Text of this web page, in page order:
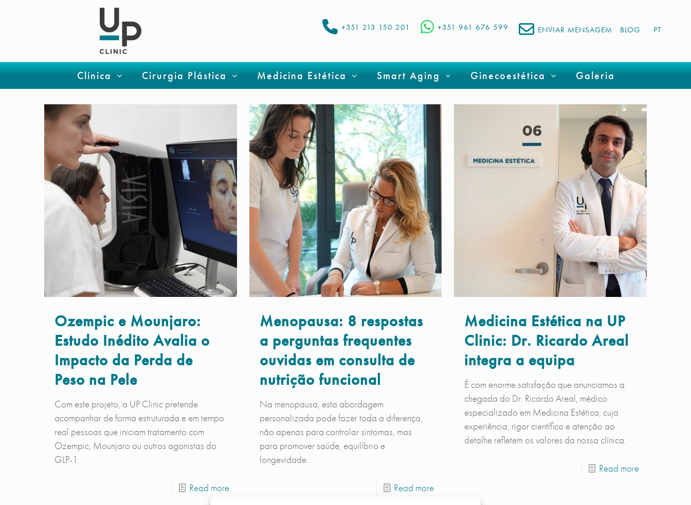
PT
BLOG
ENVIAR MENSAGEM
+351 961 676 599
+351 213 150 201
Clínica Cirurgia Plástica Medicina Estética Smart Aging Ginecoestética Galeria
Ozempic e Mounjaro:
Estudo Inédito Avalia o
Impacto da Perda de
Peso na Pele
Com este projeto, a UP Clinic pretende
acompanhar de forma estruturada e em tempo
real pessoas que iniciam tratamento com
Ozempic, Mounjaro ou outros agonistas do
GLP-1.
Read more
Menopausa: 8 respostas
a perguntas frequentes
ouvidas em consulta de
nutrição funcional
Na menopausa, esta abordagem
personalizada pode fazer toda a diferença,
não apenas para controlar sintomas, mas
para promover saúde, equilíbrio e
longevidade.
Read more
Medicina Estética na UP
Clinic: Dr. Ricardo Areal
integra a equipa
É com enorme satisfação que anunciamos a
chegada do Dr. Ricardo Areal, médico
especializado em Medicina Estética, cuja
experiência, rigor científico e atenção ao
detalhe refletem os valores da nossa clínica.
Read more